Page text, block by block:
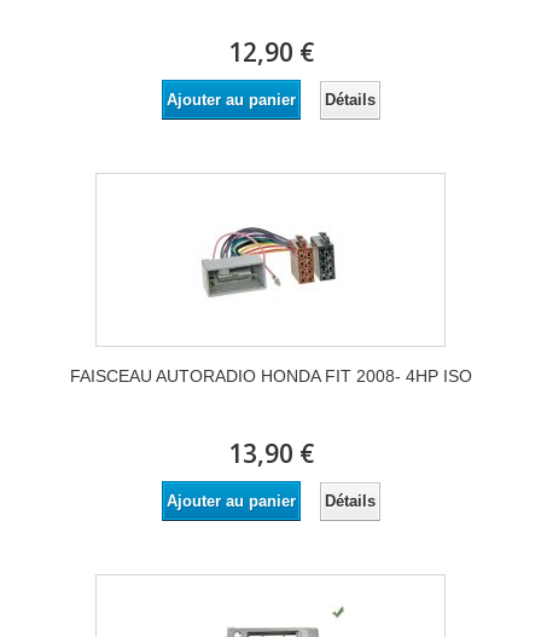
12,90 €
Ajouter au panier Détails
FAISCEAU AUTORADIO HONDA FIT 2008- 4HP ISO
13,90 €
Ajouter au panier Détails